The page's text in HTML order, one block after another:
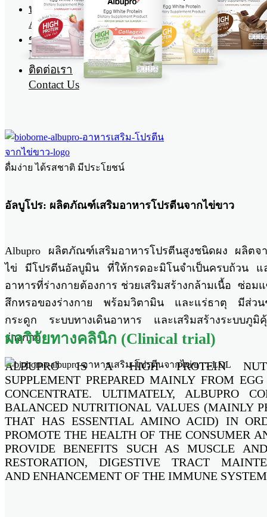
บทความ
Article
ข่าวสารและกิจกรรม
News & Events
ติดต่อเรา
Contact Us
ดื่มง่าย ได้รสชาติ มีประโยชน์
อัลบูโปร: ผลิตภัณฑ์เสริมอาหารโปรตีนจากไข่ขาว
Albupro ผลิตภัณฑ์เสริมอาหารโปรตีนสูงชนิดผง ผลิตจ
ไข่ มีโปรตีนอัลบูมิน ที่ให้กรดอะมิโนจำเป็นครบถ้วน แ
อาหารที่ร่างกายต้องการ ช่วยเสริมสร้างกล้ามเนื้อ ซ่อม
สึกหรอของร่างกาย พร้อมวิตามิน และแร่ธาตุ มีส่ว
กระดูก ระบบทางเดินอาหาร และเสริมสร้างระบบภูมิ
ร่างกาย
ALBUPRO IS A HIGH PROTEIN
SUPPLEMENT PREPARED MAINLY FROM
CONCENTRATE. ULTIMATELY, ALBUPRO
BALANCED NUTRITIONAL VALUES (MAINLY
THAT HAS ESSENTIAL AMINO ACID) IN
PROMOTE THE HEALTH OF THE CONSUMER
PROVIDE BENEFITS SUCH AS MUSCLE
RESTORATION, DIGESTIVE TRACT
AND ENHANCEMENT OF THE IMMUNE
ผลวิจัยทางคลินิก (Clinical trial)